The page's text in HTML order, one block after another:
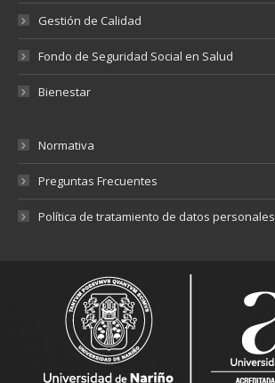
Gestión de Calidad
Fondo de Seguridad Social en Salud
Bienestar
Normativa
Preguntas Frecuentes
Política de tratamiento de datos personales